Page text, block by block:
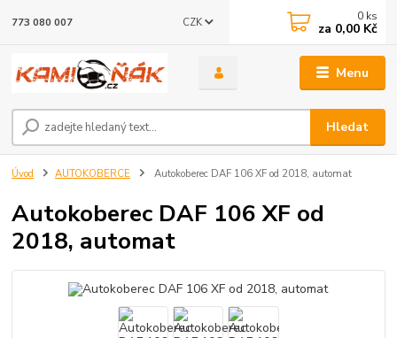
Menu
CZK
Hledat
773 080 007 0 ks
za 0,00 Kč
Úvod AUTOKOBERCE Autokoberec DAF 106 XF od 2018, automat
Autokoberec DAF 106 XF od
2018, automat